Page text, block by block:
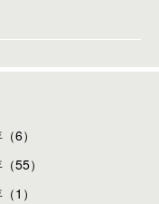
6）
55）
1）